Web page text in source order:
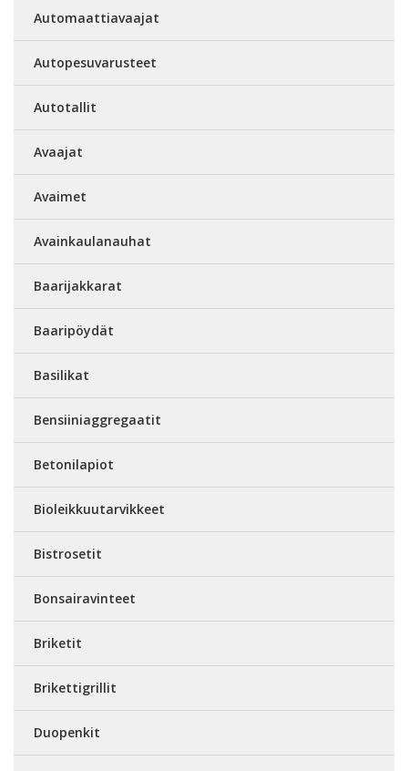
Automaattiavaajat
Autopesuvarusteet
Autotallit
Avaajat
Avaimet
Avainkaulanauhat
Baarijakkarat
Baaripöydät
Basilikat
Bensiiniaggregaatit
Betonilapiot
Bioleikkuutarvikkeet
Bistrosetit
Bonsairavinteet
Briketit
Brikettigrillit
Duopenkit